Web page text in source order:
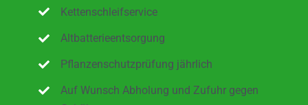
Kettenschleifservice
Altbatterieentsorgung
Pflanzenschutzprüfung jährlich
Auf Wunsch Abholung und Zufuhr gegen